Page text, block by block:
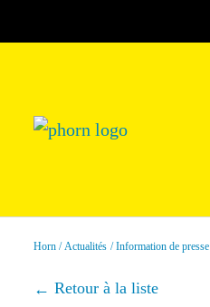
Horn Actualités Information de presse
Retour à la liste